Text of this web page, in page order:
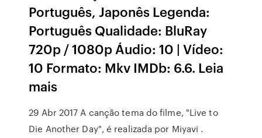
Português, Japonês Legenda:
Português Qualidade: BluRay
720p / 1080p Áudio: 10 | Vídeo:
10 Formato: Mkv IMDb: 6.6. Leia
mais
29 Abr 2017 A canção tema do filme, "Live to
Die Another Day", é realizada por Miyavi .